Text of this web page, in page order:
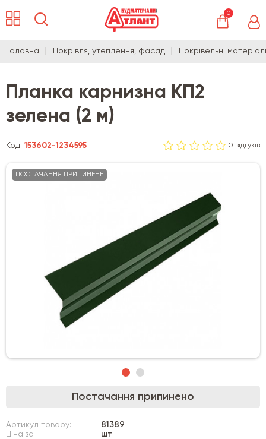
0
Головна Покрівля, утеплення, фасад Покрівельні
Планка карнизна КП2
зелена (2 м)
Код:153602-1234595 0 відгуків
ПОСТАЧАННЯ ПРИПИНЕНЕ
Постачання припинено
Артикул товару:
81389
Ціна за
шт